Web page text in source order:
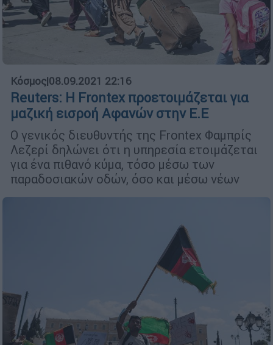
Κόσμος|08.09.2021 22:16
Reuters: Η Frontex προετοιμάζεται για
μαζική εισροή Αφανών στην Ε.Ε
Ο γενικός διευθυντής της Frontex Φαμπρίς
Λεζερί δηλώνει ότι η υπηρεσία ετοιμάζεται
για ένα πιθανό κύμα, τόσο μέσω των
παραδοσιακών οδών, όσο και μέσω νέων